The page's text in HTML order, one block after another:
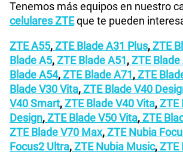
Tenemos más equipos en nuestro
celulares ZTEque te pueden
ZTE A55,ZTE Blade A31 Plus,ZTE
Blade A5,ZTE Blade A51,ZTE
Blade A54,ZTE Blade A71,ZTE
Blade V30 Vita,ZTE Blade V40
V40 Smart,ZTE Blade V40 Vita,ZTE
Design,ZTE Blade V50 Vita,ZTE
ZTE Blade V70 Max,ZTE Nubia
Focus2 Ultra,ZTE Nubia Music,ZTE